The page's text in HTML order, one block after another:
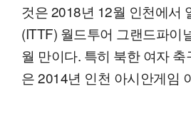
것은 2018년 12월 인천에서
(ITTF) 월드투어 그랜드파이
월 만이다. 특히 북한 여자
은 2014년 인천 아시안게임